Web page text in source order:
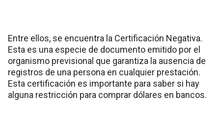
Entre ellos, se encuentra la Certificación Negativa.
Esta es una especie de documento emitido por el
organismo previsional que garantiza la ausencia de
registros de una persona en cualquier prestación.
Esta certificación es importante para saber si hay
alguna restricción para comprar dólares en bancos.